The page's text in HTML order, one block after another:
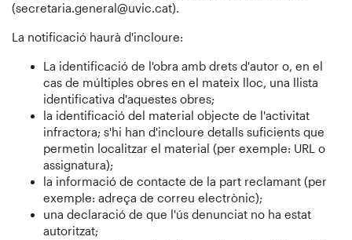
(secretaria.general@uvic.cat).
La notificació haurà d'incloure:
La identificació de l'obra amb drets d'autor o, en el
cas de múltiples obres en el mateix lloc, una llista
identificativa d'aquestes obres;
la identificació del material objecte de l'activitat
infractora; s'hi han d'incloure detalls suficients que
permetin localitzar el material (per exemple: URL o
assignatura);
la informació de contacte de la part reclamant (per
exemple: adreça de correu electrònic);
una declaració de que l'ús denunciat no ha estat
autoritzat;